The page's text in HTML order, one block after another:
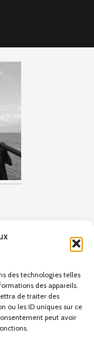
des technologies telles
des appareils.
de traiter des
ou les ID uniques sur ce
peut avoir